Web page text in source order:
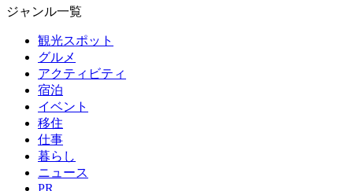
ジャンル一覧
観光スポット
グルメ
アクティビティ
宿泊
イベント
移住
仕事
暮らし
ニュース
PR